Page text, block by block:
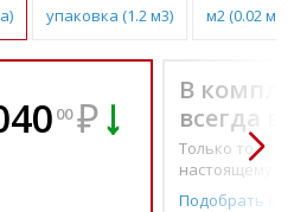
упаковка (1.2 м3) м2 (0.02 м3)
00 ₽
В
всегда
Только то, что
настоящему
Подобрать